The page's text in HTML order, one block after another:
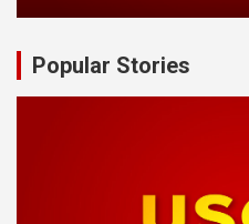
Popular Stories